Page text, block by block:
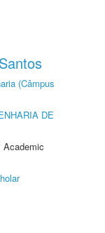
(Câmpus
DE
Academic